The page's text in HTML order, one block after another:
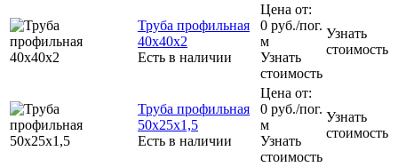
Труба профильная
40х40х2
Есть в наличии
Цена от:
0 руб./пог.
м
Узнать
стоимость
Узнать
стоимость
Труба профильная
50х25х1,5
Есть в наличии
Цена от:
0 руб./пог.
м
Узнать
стоимость
Узнать
стоимость